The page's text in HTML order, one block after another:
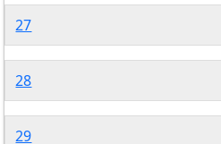
27
28
29